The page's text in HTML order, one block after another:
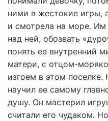
ними в жестокие игры,
и смотрела на море.
над ней, обозвать
понять ее внутренний
матери, с отцом-
изгоем в этом
научил ее самому
душу. Он мастерил
считали его чудаком.